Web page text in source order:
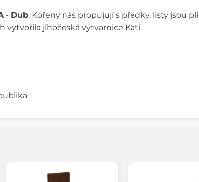
- Dub. Kořeny nás propujují s předky, listy jsou
vytvořila jihočeská výtvarnice Kati.